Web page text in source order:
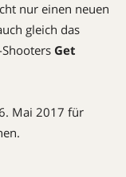
nur einen neuen
gleich das
Get
Mai 2017 für